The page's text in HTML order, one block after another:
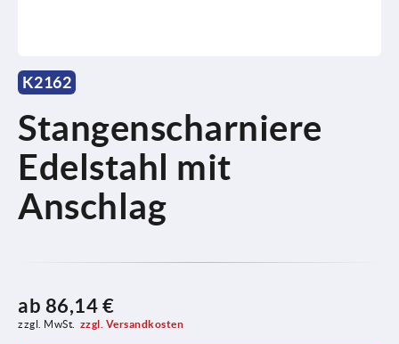
K2162
Stangenscharniere
Edelstahl mit
Anschlag
ab 86,14 €
zzgl. MwSt. zzgl. Versandkosten